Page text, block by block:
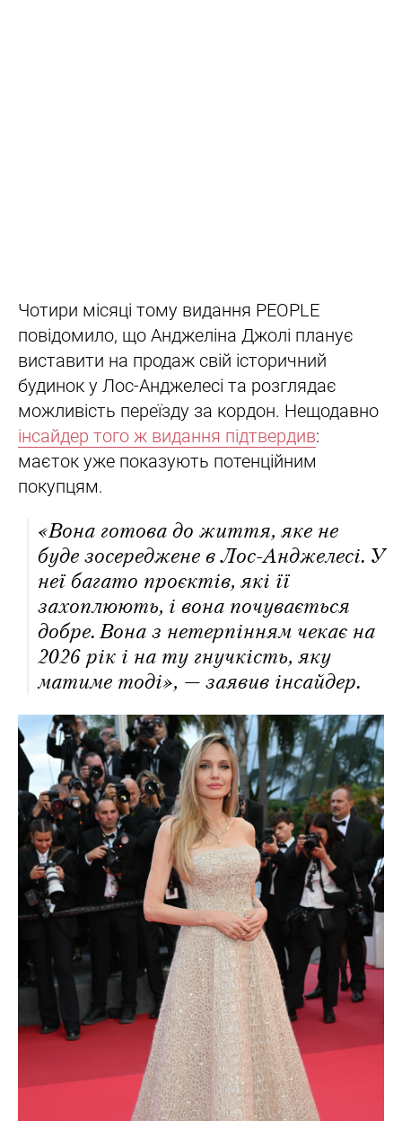
Чотири місяці тому видання PEOPLE
повідомило, що Анджеліна Джолі планує
виставити на продаж свій історичний
будинок у Лос-Анджелесі та розглядає
можливість переїзду за кордон. Нещодавно
інсайдер того ж видання підтвердив:
маєток уже показують потенційним
покупцям.
«Вона готова до життя, яке не
буде зосереджене в Лос-Анджелесі. У
неї багато проєктів, які її
захоплюють, і вона почувається
добре. Вона з нетерпінням чекає на
2026 рік і на ту гнучкість, яку
матиме тоді», — заявив інсайдер.